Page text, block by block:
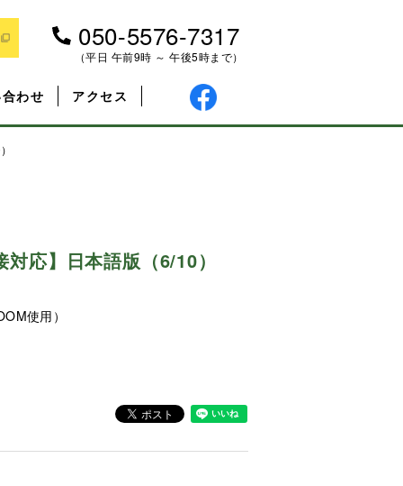
050-5576-7317
（平日 午前9時 ～ 午後5時まで）
わせ アクセス
応】日本語版（6/10）
使用）